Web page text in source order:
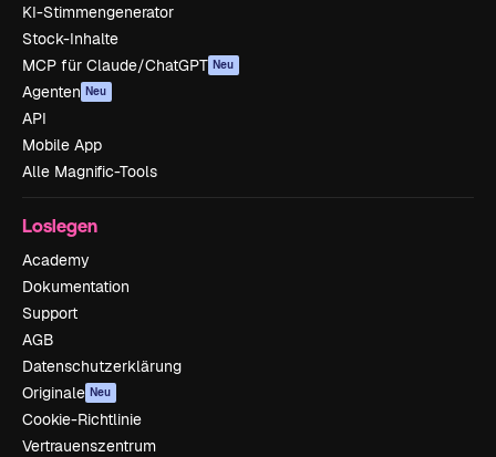
KI-Stimmengenerator
Stock-Inhalte
MCP für Claude/ChatGPT Neu
Agenten Neu
API
Mobile App
Alle Magnific-Tools
Loslegen
Academy
Dokumentation
Support
AGB
Datenschutzerklärung
Originale Neu
Cookie-Richtlinie
Vertrauenszentrum